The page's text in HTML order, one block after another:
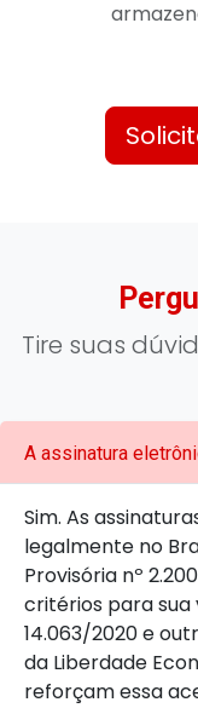
Tire suas
A assinatura
Sim. As
legalmente no
Provisória nº
critérios para sua
14.063/2020 e
da Liberdade
reforçam essa